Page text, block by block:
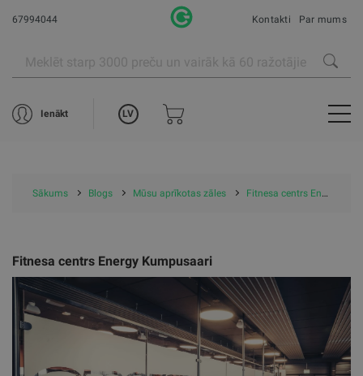
67994044 Kontakti Par mums
Ienākt LV
Sākums Blogs Mūsu aprīkotas zāles Fitnesa centrs Energy Kumpusaari
Fitnesa centrs Energy Kumpusaari